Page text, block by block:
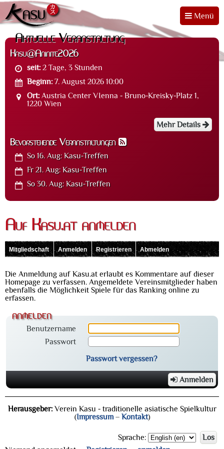
Menü
Aktuelle Veranstaltung
Kasu@Aninite2026
seit: 2 Tage, 3 Stunden
Beginn: 7. August 2026 10:00
Ort: Austria Center VIenna - Bruno-Kreisky-Platz 1,
1220 Wien
Mehr Details
Bevorstehende Veranstaltungen
So 16. Aug:Kasu-Treffen
Fr 21. Aug:Kasu-Treffen
So 30. Aug:Kasu-Treffen
Auf Kasu.at anmelden
Mitgliedschaft Anmelden Registrieren Abmelden
Die Anmeldung auf Kasu.at erlaubt es Kommentare auf dieser
Homepage zu verfassen. Angemeldete Vereinsmitglieder haben
ebenfalls die Möglichkeit Spiele für das Ranking online zu
erfassen.
anmelden
Benutzername
Passwort
Passwort vergessen?
Anmelden
Herausgeber:Verein Kasu - traditionelle asiatische Spielkultur
(Impressum– Kontakt)
Sprache:
Los